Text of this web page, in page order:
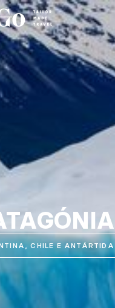
CHILE E ANTÁRTIDA